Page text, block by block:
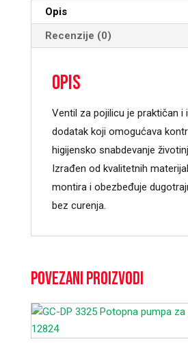
Opis
Recenzije (0)
Opis
Ventil za pojilicu je praktičan i
dodatak koji omogućava
higijensko snabdevanje
Izrađen od kvalitetnih
montira i obezbeđuje
bez curenja.
Povezani proizvodi